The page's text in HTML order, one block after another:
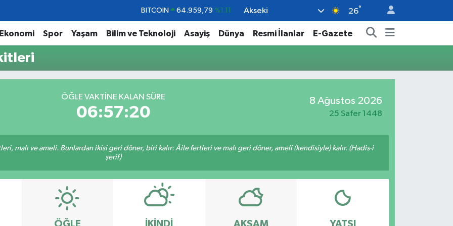
BITCOIN 64.959,79 %1.11
DOLAR 47,7436 %0.18
EURO 55,2510 %0.32
BİST100
Akseki 26°
Ekonomi Spor Yaşam Bilim ve Teknoloji Asayiş Dünya Resmi İlanlar E-Gazete
ÖĞLE VAKTINE KALAN SÜRE
06:57:19
8 Ağustos 2026
25 Safer 1448
malı ve ameli. Bunlardan ikisi geri döner, biri kalır: Âile fertleri ve malı geri döner, ameli (kendisiyle) kalır. (Hadis-i
şerif)
ÖĞLE İKINDI AKŞAM YATSI